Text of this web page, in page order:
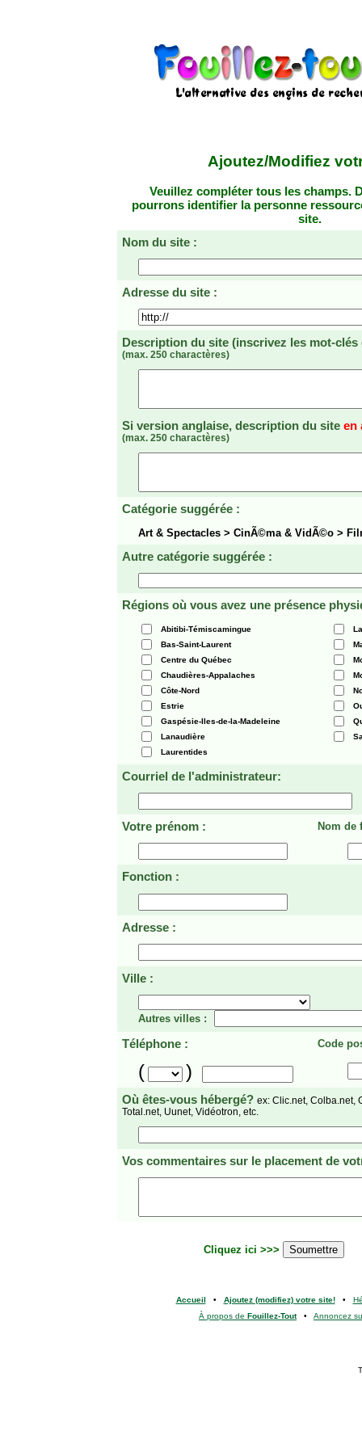
Ajoutez/Modifiez
Veuillez compléter tous les champs.
pourrons identifier la personne
site.
Nom du site :
Adresse du site :
Description du site (inscrivez les mot-
(max. 250 charactères)
Si version anglaise, description du site en
(max. 250 charactères)
Catégorie suggérée :
Art & Spectacles > CinÃ©ma & VidÃ©o >
Autre catégorie suggérée :
Régions où vous avez une présence
Abitibi-Témiscamingue
Bas-Saint-Laurent
Centre du Québec
Chaudières-Appalaches
Côte-Nord
Estrie
Gaspésie-Iles-de-la-Madeleine
Lanaudière
Laurentides
Courriel de l'administrateur:
Votre prénom : Nom de
Fonction :
Adresse :
Ville :
Autres villes :
Téléphone : Code
( )
Où êtes-vous hébergé? ex: Clic.net, Colba.net,
Total.net, Uunet, Vidéotron, etc.
Vos commentaires sur le placement de
Cliquez ici >>>
Accueil • Ajoutez (modifiez) votre site!•
À propos de Fouillez-Tout• Annoncez